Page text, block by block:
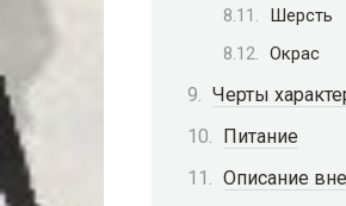
Шерсть
Окрас
Черты
Питание
Описание